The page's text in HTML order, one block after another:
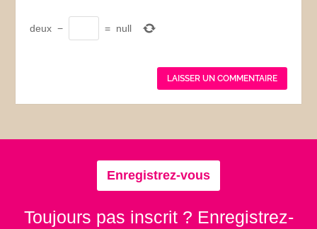
deux − = null
Enregistrez-vous
Toujours pas inscrit ? Enregistrez-